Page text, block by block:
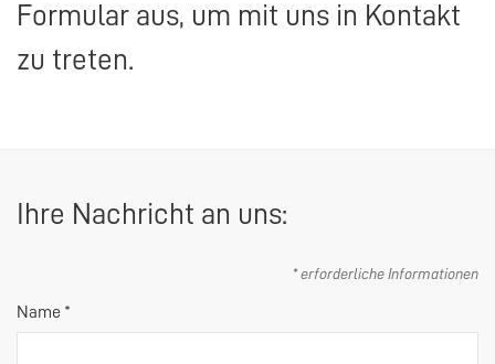
Formular aus, um mit uns in Kontakt
zu treten.
Ihre Nachricht an uns:
* erforderliche Informationen
Name *